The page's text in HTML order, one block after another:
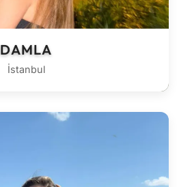
DAMLA
İstanbul